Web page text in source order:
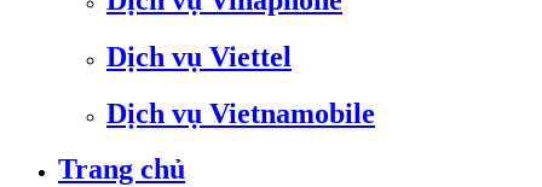
Dịch vụ Viettel
Dịch vụ Vietnamobile
Trang chủ